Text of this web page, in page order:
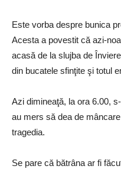
Este vorba despre bunica
Acesta a povestit că azi-
acasă de la slujba de
din bucatele sfinţite şi totul
Azi dimineaţă, la ora 6.00,
au mers să dea de
tragedia.
Se pare că bătrâna ar fi